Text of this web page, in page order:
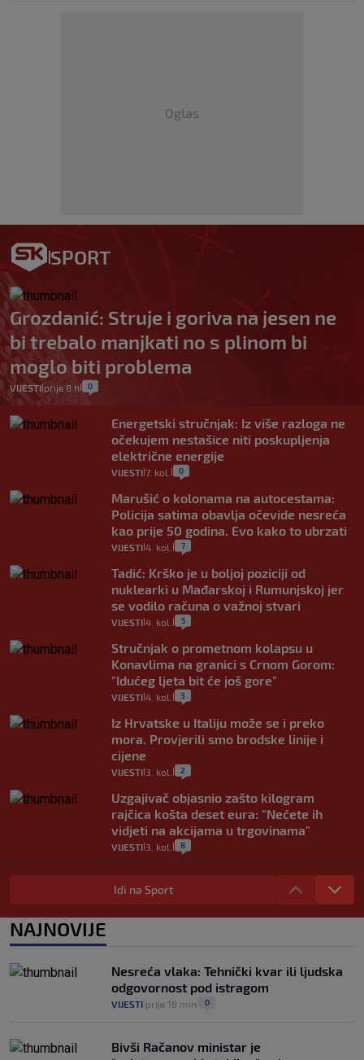
Oglas
SPORT
Grozdanić: Struje i goriva na jesen ne
bi trebalo manjkati no s plinom bi
moglo biti problema
VIJESTI prije 8 h 0
Energetski stručnjak: Iz više razloga ne
očekujem nestašice niti poskupljenja
električne energije
VIJESTI 7. kol. 0
Marušić o kolonama na autocestama:
Policija satima obavlja očevide nesreća
kao prije 50 godina. Evo kako to ubrzati
VIJESTI 4. kol. 7
Tadić: Krško je u boljoj poziciji od
nuklearki u Mađarskoj i Rumunjskoj jer
se vodilo računa o važnoj stvari
VIJESTI 4. kol. 5
Stručnjak o prometnom kolapsu u
Konavlima na granici s Crnom Gorom:
"Idućeg ljeta bit će još gore"
VIJESTI 4. kol. 3
Iz Hrvatske u Italiju može se i preko
mora. Provjerili smo brodske linije i
cijene
VIJESTI 3. kol. 2
Uzgajivač objasnio zašto kilogram
rajčica košta deset eura: "Nećete ih
vidjeti na akcijama u trgovinama"
VIJESTI 3. kol. 8
Selidba je jedno od stresnijih iskustava.
Evo aktualnih cijena i nekoliko savjeta
0
automobilom na Hvar iz Zagreba, a
koliko iz Osijeka
VIJESTI 14
Idi na Sport
NAJNOVIJE
Nesreća vlaka: Tehnički kvar ili ljudska
odgovornost pod istragom
VIJESTI prije 18 min 0
Bivši Račanov ministar je